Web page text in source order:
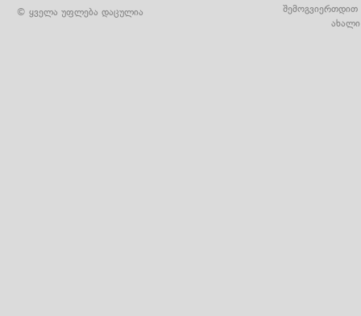
© ყველა უფლება დაცულია
შემოგვიერთდით
ახალი